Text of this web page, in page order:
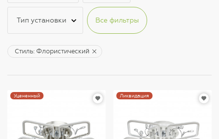
Тип установки Все фильтры
Стиль: Флористический
Уцененный Ликвидация